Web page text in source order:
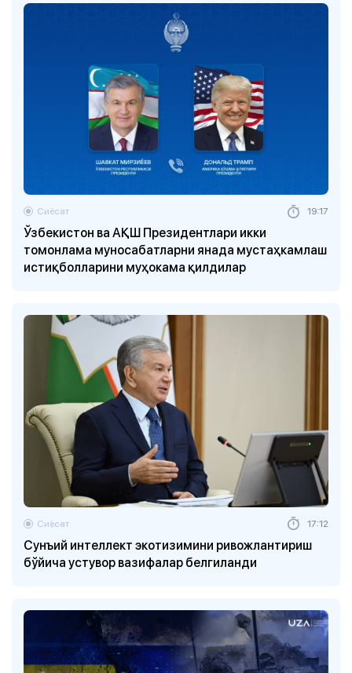
Ўзбекистон ва АҚШ Президентлари икки
томонлама муносабатларни янада мустаҳкамлаш
истиқболларини муҳокама қилдилар
Сиёсат 19:17
Сунъий интеллект экотизимини ривожлантириш
бўйича устувор вазифалар белгиланди
Сиёсат 17:12